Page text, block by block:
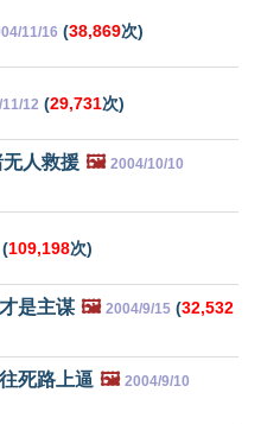
11/16 (38,869次)
12 (29,731次)
人救援 🖼️ 2004/10/10
(109,198次)
是主谋 🖼️ 2004/9/15 (32,532
死路上逼 🖼️ 2004/9/10